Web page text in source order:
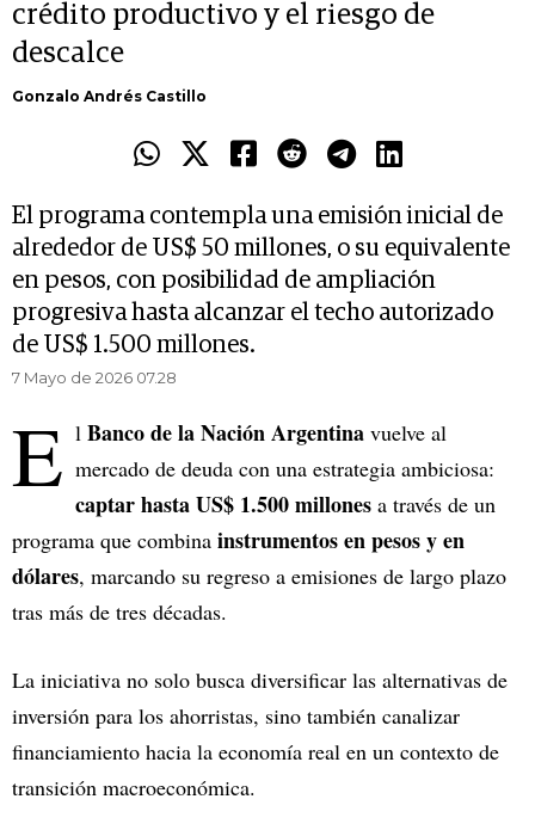
crédito productivo y el riesgo de
descalce
Gonzalo Andrés Castillo
El programa contempla una emisión inicial de
alrededor de US$ 50 millones, o su equivalente
en pesos, con posibilidad de ampliación
progresiva hasta alcanzar el techo autorizado
de US$ 1.500 millones.
7 Mayo de 2026 07.28
E l Banco de la Nación Argentina vuelve al
mercado de deuda con una estrategia ambiciosa:
captar hasta US$ 1.500 millones a través de un
programa que combina instrumentos en pesos y en
dólares, marcando su regreso a emisiones de largo plazo
tras más de tres décadas.
La iniciativa no solo busca diversificar las alternativas de
inversión para los ahorristas, sino también canalizar
financiamiento hacia la economía real en un contexto de
transición macroeconómica.